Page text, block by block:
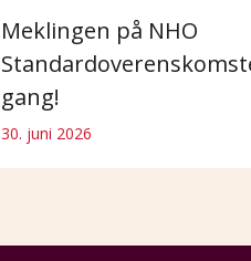
Meklingen på NHO
gang!
30. juni 2026